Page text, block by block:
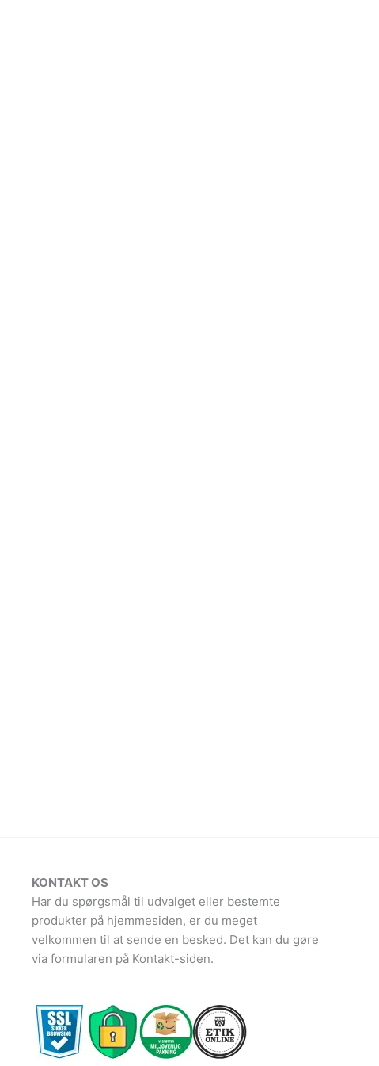
KONTAKT OS
Har du spørgsmål til udvalget eller bestemte
produkter på hjemmesiden, er du meget
velkommen til at sende en besked. Det kan du gøre
via formularen på Kontakt-siden.